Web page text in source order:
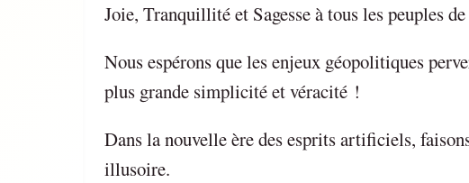
Joie, Tranquillité et Sagesse à tous les peuples
Nous espérons que les enjeux géopolitiques
plus grande simplicité et véracité !
Dans la nouvelle ère des esprits artificiels,
illusoire.